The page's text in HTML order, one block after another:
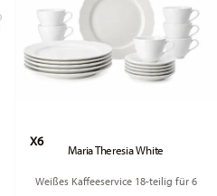
X6
Maria Theresia White
Weißes Kaffeeservice 18-teilig für 6